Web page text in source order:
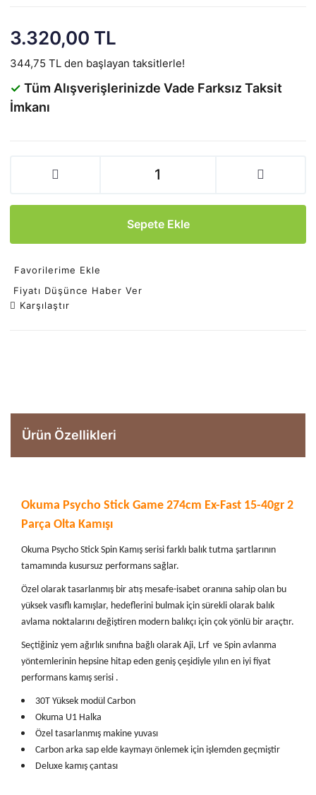
3.320,00 TL
344,75 TL den başlayan taksitlerle!
✓ Tüm Alışverişlerinizde Vade Farksız Taksit
İmkanı
Sepete Ekle
Favorilerime Ekle
Fiyatı Düşünce Haber Ver
Karşılaştır
Ürün Özellikleri
Okuma Psycho Stick Game 274cm Ex-Fast 15-40gr 2
Parça Olta Kamışı
Okuma Psycho Stick Spin Kamış serisi farklı balık tutma şartlarının
tamamında kusursuz performans sağlar.
Özel olarak tasarlanmış bir atış mesafe-isabet oranına sahip olan bu
yüksek vasıflı kamışlar, hedeflerini bulmak için sürekli olarak balık
avlama noktalarını değiştiren modern balıkçı için çok yönlü bir araçtır.
Seçtiğiniz yem ağırlık sınıfına bağlı olarak Aji, Lrf ve Spin avlanma
yöntemlerinin hepsine hitap eden geniş çeşidiyle yılın en iyi fiyat
performans kamış serisi .
30T Yüksek modül Carbon
Okuma U1 Halka
Özel tasarlanmış makine yuvası
Carbon arka sap elde kaymayı önlemek için işlemden geçmiştir
Deluxe kamış çantası